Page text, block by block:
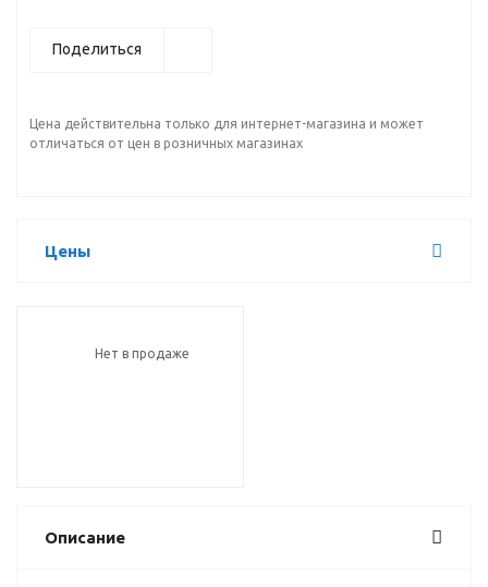
Поделиться
Цена действительна только для интернет-магазина и может
отличаться от цен в розничных магазинах
Цены
Нет в продаже
Описание